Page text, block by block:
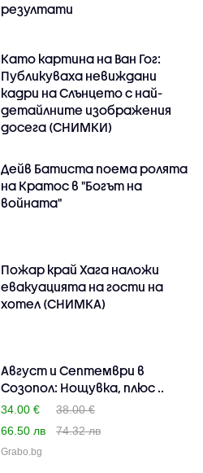
резултати
Като картина на Ван Гог:
Публикуваха невиждани
кадри на Слънцето с най-
детайлните изображения
досега (СНИМКИ)
Дейв Батиста поема ролята
на Кратос в "Богът на
войната"
Пожар край Хага наложи
евакуацията на гости на
хотел (СНИМКА)
Август и Септември в
Созопол: Нощувка, плюс ..
34.00 €
38.00 €
66.50 лв
74.32 лв
Grabo.bg